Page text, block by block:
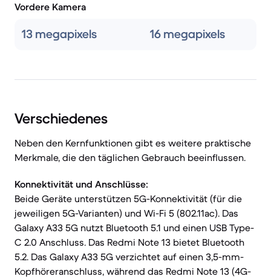
Vordere Kamera
13 megapixels 16 megapixels
Verschiedenes
Neben den Kernfunktionen gibt es weitere praktische
Merkmale, die den täglichen Gebrauch beeinflussen.
Konnektivität und Anschlüsse:
Beide Geräte unterstützen 5G-Konnektivität (für die
jeweiligen 5G-Varianten) und Wi-Fi 5 (802.11ac). Das
Galaxy A33 5G nutzt Bluetooth 5.1 und einen USB Type-
C 2.0 Anschluss. Das Redmi Note 13 bietet Bluetooth
5.2. Das Galaxy A33 5G verzichtet auf einen 3,5-mm-
Kopfhöreranschluss, während das Redmi Note 13 (4G-